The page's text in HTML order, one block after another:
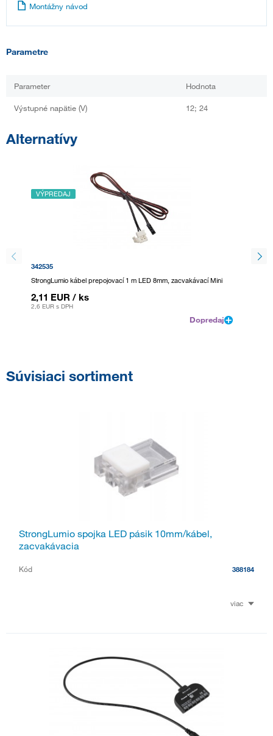
Montážny návod
Parametre
Parameter Hodnota
Výstupné napätie (V) 12; 24
Alternatívy
VÝPREDAJ
342535
StrongLumio kábel prepojovací 1 m LED 8mm, zacvakávací Mini
2,11 EUR / ks
2,6 EUR s DPH
Dopredaj
Súvisiaci sortiment
StrongLumio spojka LED pásik 10mm/kábel,
zacvakávacia
Kód 388184
viac